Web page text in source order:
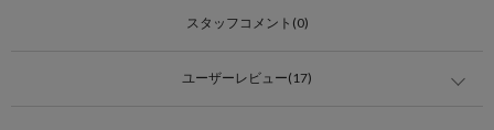
スタッフコメント(0)
ユーザーレビュー(17)